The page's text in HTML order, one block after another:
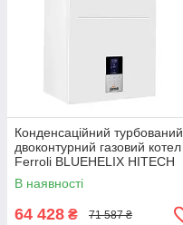
Конденсаційний турбований
двоконтурний газовий котел
Ferroli BLUEHELIX HITECH
RRT 34C
В наявності
64 428 ₴ 71 587 ₴